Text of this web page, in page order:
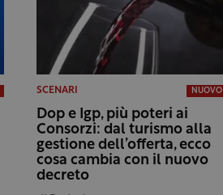
SCENARI NUOVO
Dop e Igp, più poteri ai
Consorzi: dal turismo alla
gestione dell’offerta, ecco
cosa cambia con il nuovo
decreto